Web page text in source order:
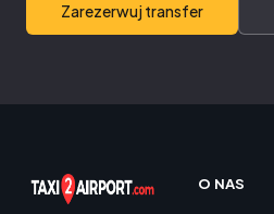
Zarezerwuj transfer
O NAS